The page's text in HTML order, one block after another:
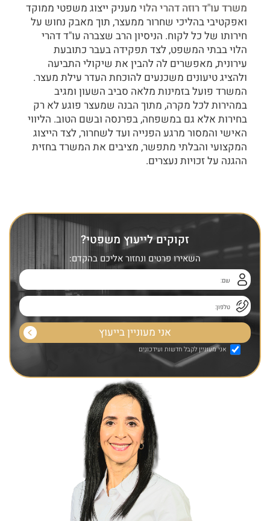
משרד עו"ד רוזה דהרי הלוי מעניק ייצוג משפטי ממוקד
ואפקטיבי בהליכי שחרור ממעצר, תוך מאבק נחוש על
חירותו של כל לקוח. הניסיון הרב שצברה עו"ד דהרי
הלוי בבתי המשפט, לצד תפקידה בעבר כתובעת
עירונית, מאפשרים לה להבין את שיקולי התביעה
ולהציג טיעונים משכנעים להוכחת העדר עילת מעצר.
המשרד פועל בזמינות מלאה סביב השעון ומגיב
במהירות לכל מקרה, מתוך הבנה שמעצר פוגע לא רק
בחירות אלא גם במשפחה, בפרנסה ובשם הטוב. הליווי
האישי והמסור מרגע הפנייה ועד לשחרור, לצד הייצוג
המקצועי והבלתי מתפשר, מציבים את המשרד בחזית
ההגנה על זכויות נעצרים.
זקוקים לייעוץ משפטי?
השאירו פרטים ונחזור אליכם בהקדם:
אני מעוניין לקבל חדשות ועידכונים